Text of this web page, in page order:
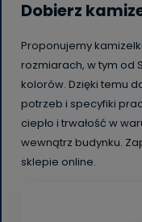
Dobierz
Proponujemy
rozmiarach, w tym od
kolorów. Dzięki temu
potrzeb i specyfiki
ciepło i trwałość w
wewnątrz budynku.
sklepie online.